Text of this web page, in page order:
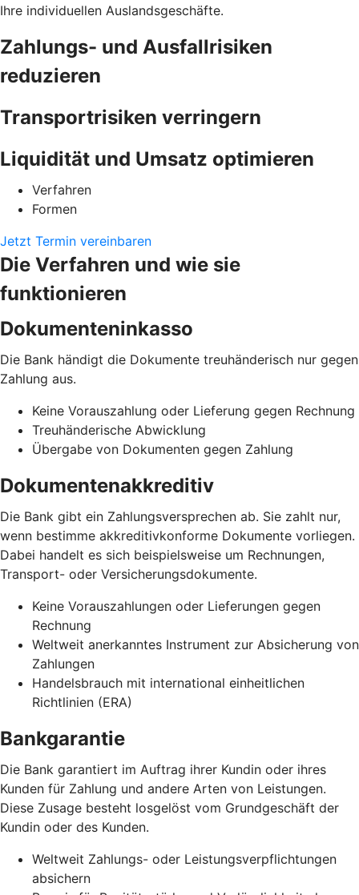
Ihre individuellen Auslandsgeschäfte.
Zahlungs- und Ausfallrisiken
reduzieren
Transportrisiken verringern
Liquidität und Umsatz optimieren
Verfahren
Formen
Jetzt Termin vereinbaren
Die Verfahren und wie sie
funktionieren
Dokumenteninkasso
Die Bank händigt die Dokumente treuhänderisch nur gegen
Zahlung aus.
Keine Vorauszahlung oder Lieferung gegen Rechnung
Treuhänderische Abwicklung
Übergabe von Dokumenten gegen Zahlung
Dokumentenakkreditiv
Die Bank gibt ein Zahlungsversprechen ab. Sie zahlt nur,
wenn bestimme akkreditivkonforme Dokumente vorliegen.
Dabei handelt es sich beispielsweise um Rechnungen,
Transport- oder Versicherungsdokumente.
Keine Vorauszahlungen oder Lieferungen gegen
Rechnung
Weltweit anerkanntes Instrument zur Absicherung von
Zahlungen
Handelsbrauch mit international einheitlichen
Richtlinien (ERA)
Bankgarantie
Die Bank garantiert im Auftrag ihrer Kundin oder ihres
Kunden für Zahlung und andere Arten von Leistungen.
Diese Zusage besteht losgelöst vom Grundgeschäft der
Kundin oder des Kunden.
Weltweit Zahlungs- oder Leistungsverpflichtungen
absichern